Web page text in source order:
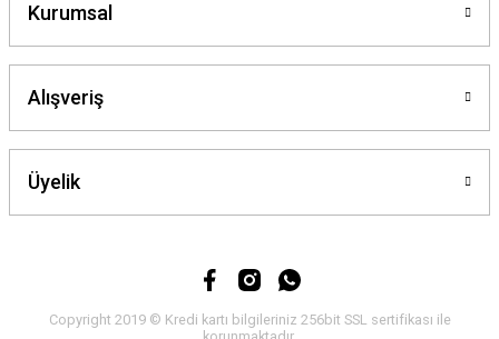
Kurumsal
Alışveriş
Üyelik
Copyright 2019 © Kredi kartı bilgileriniz 256bit SSL sertifikası ile